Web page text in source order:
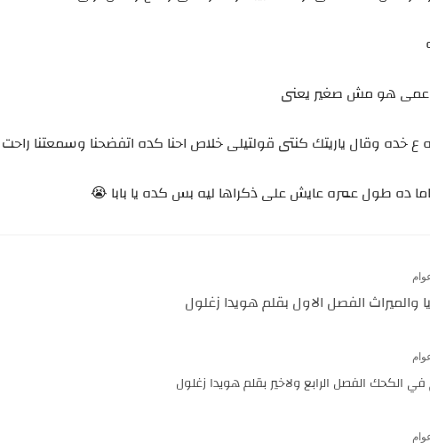
عمى هو مش صغير يعنى
خده وقال ياريتك كنتى قولتيلى خلاص احنا كده اتفضحنا وسمعتنا
ده طول عمره عايش على ذكراها ليه بس كده يا بابا 😭
والميراث الفصل الاول بقلم هويدا زغلول
في الكحك الفصل الرابع ولاخير بقلم هويدا زغلول